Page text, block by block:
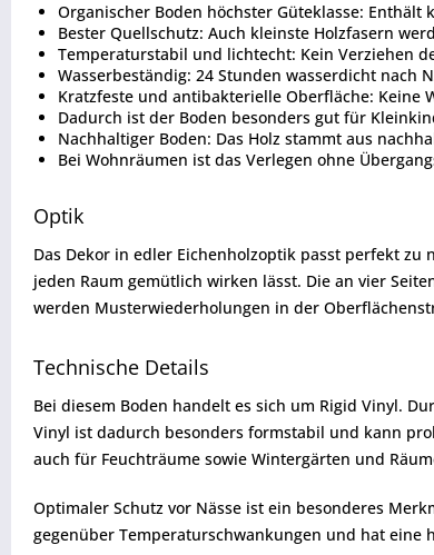
Organischer Boden höchster Güteklasse: Enthält
Bester Quellschutz: Auch kleinste Holzfasern
Temperaturstabil und lichtecht: Kein Verziehen
Wasserbeständig: 24 Stunden wasserdicht nach
Kratzfeste und antibakterielle Oberfläche: Keine
Dadurch ist der Boden besonders gut für
Nachhaltiger Boden: Das Holz stammt aus
Bei Wohnräumen ist das Verlegen ohne
Optik
Das Dekor in edler Eichenholzoptik passt perfekt
jeden Raum gemütlich wirken lässt. Die an vier
werden Musterwiederholungen in der
Technische Details
Bei diesem Boden handelt es sich um Rigid Vinyl.
Vinyl ist dadurch besonders formstabil und kann
auch für Feuchträume sowie Wintergärten und
Optimaler Schutz vor Nässe ist ein besonderes
gegenüber Temperaturschwankungen und hat eine